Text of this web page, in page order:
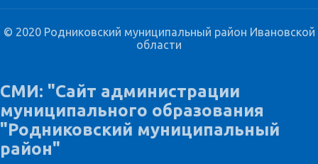
© 2020 Родниковский муниципальный район Ивановской
области
СМИ: "Сайт администрации
муниципального образования
"Родниковский муниципальный
район"